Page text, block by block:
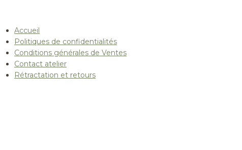
Accueil
Politiques de confidentialités
Conditions générales de Ventes
Contact atelier
Rétractation et retours